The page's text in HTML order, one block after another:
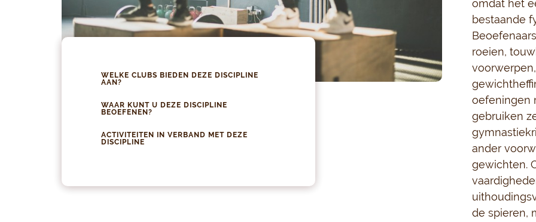
WELKE CLUBS BIEDEN DEZE DISCIPLINE
AAN?
WAAR KUNT U DEZE DISCIPLINE
BEOEFENEN?
ACTIVITEITEN IN VERBAND MET DEZE
DISCIPLINE
omdat het
bestaande
roeien,
oefeningen
gebruiken
ander
gewichten.
de spieren,